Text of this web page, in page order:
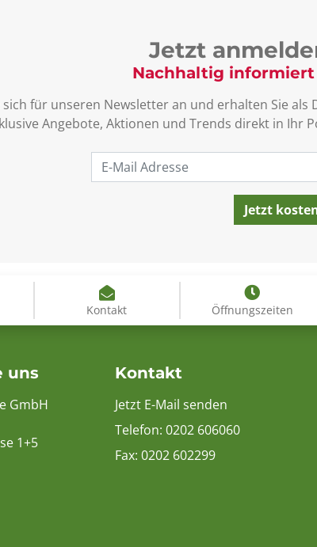
Jetzt
Nachhaltig
sich für unseren Newsletter an und erhalten Sie als
Angebote, Aktionen und Trends direkt in Ihr
Kontakt Öffnungszeiten
uns
GmbH
1+5
Kontakt
Jetzt E-Mail senden
Telefon: 0202 606060
Fax: 0202 602299